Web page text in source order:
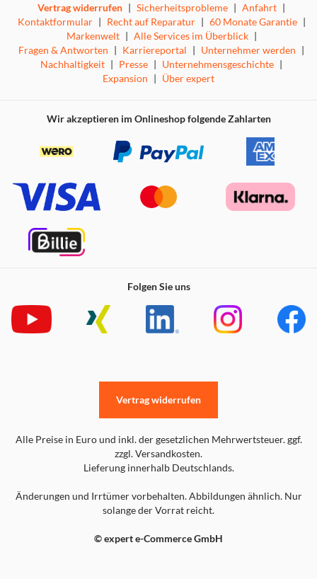
Vertrag widerrufen | Sicherheitsprobleme | Anfahrt |
Kontaktformular | Recht auf Reparatur | 60 Monate Garantie |
Markenwelt | Alle Services im Überblick |
Fragen & Antworten | Karriereportal | Unternehmer werden |
Nachhaltigkeit | Presse | Unternehmensgeschichte |
Expansion | Über expert
Wir akzeptieren im Onlineshop folgende Zahlarten
Folgen Sie uns
Alle Preise in Euro und inkl. der gesetzlichen Mehrwertsteuer. ggf.
zzgl. Versandkosten.
Lieferung innerhalb Deutschlands.
Änderungen und Irrtümer vorbehalten. Abbildungen ähnlich. Nur
solange der Vorrat reicht.
© expert e-Commerce GmbH
Vertrag widerrufen